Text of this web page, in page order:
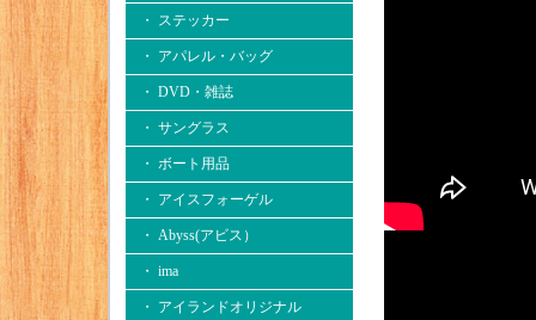
・ ステッカー
・ アパレル・バッグ
・ DVD・雑誌
・ サングラス
・ ボート用品
・ アイスフォーゲル
・ Abyss(アビス）
・ ima
・ アイランドオリジナル